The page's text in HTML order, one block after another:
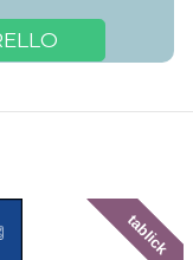
tablick